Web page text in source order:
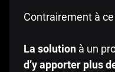
Contrairement à
La solution à un
d’y apporter plus